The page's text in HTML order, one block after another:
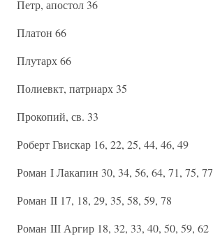
Петр, апостол 36
Платон 66
Плутарх 66
Полиевкт, патриарх 35
Прокопий, св. 33
Роберт Гвискар 16, 22, 25, 44, 46, 49
Роман I Лакапин 30, 34, 56, 64, 71, 75, 77
Роман II 17, 18, 29, 35, 58, 59, 78
Роман III Аргир 18, 32, 33, 40, 50, 59, 62